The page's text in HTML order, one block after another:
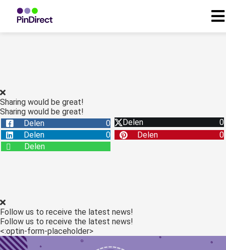
Sharing would be great!
Sharing would be great!
Delen
0 Delen
0
Delen
0 Delen
0
Delen
Follow us to receive the latest news!
Follow us to receive the latest news!
<:optin-form-placeholder>
zijn
deze
kan de
niet